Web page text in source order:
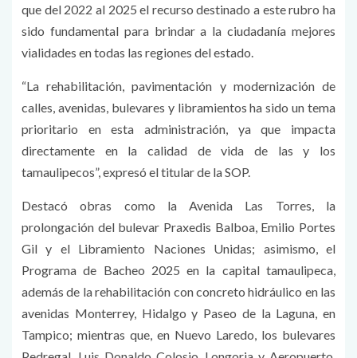
que del 2022 al 2025 el recurso destinado a este rubro ha
sido fundamental para brindar a la ciudadanía mejores
vialidades en todas las regiones del estado.
“La rehabilitación, pavimentación y modernización de
calles, avenidas, bulevares y libramientos ha sido un tema
prioritario en esta administración, ya que impacta
directamente en la calidad de vida de las y los
tamaulipecos”, expresó el titular de la SOP.
Destacó obras como la Avenida Las Torres, la
prolongación del bulevar Praxedis Balboa, Emilio Portes
Gil y el Libramiento Naciones Unidas; asimismo, el
Programa de Bacheo 2025 en la capital tamaulipeca,
además de la rehabilitación con concreto hidráulico en las
avenidas Monterrey, Hidalgo y Paseo de la Laguna, en
Tampico; mientras que, en Nuevo Laredo, los bulevares